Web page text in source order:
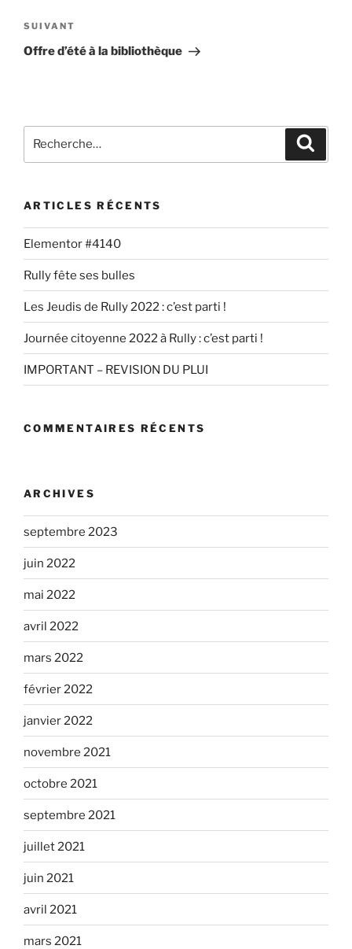
SUIVANT
Offre d’été à la bibliothèque
ARTICLES RÉCENTS
Elementor #4140
Rully fête ses bulles
Les Jeudis de Rully 2022 : c’est parti !
Journée citoyenne 2022 à Rully : c’est parti !
IMPORTANT – REVISION DU PLUI
COMMENTAIRES RÉCENTS
ARCHIVES
septembre 2023
juin 2022
mai 2022
avril 2022
mars 2022
février 2022
janvier 2022
novembre 2021
octobre 2021
septembre 2021
juillet 2021
juin 2021
avril 2021
mars 2021